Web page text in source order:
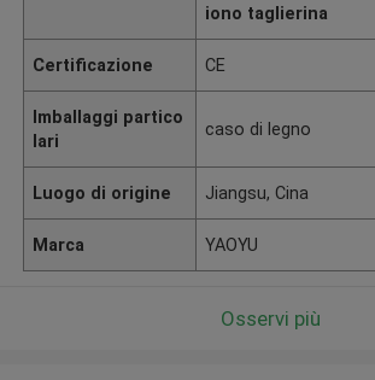
iono taglierina
Certificazione CE
Imballaggi partico
lari
caso di legno
Luogo di origine Jiangsu, Cina
Marca YAOYU
Osservi più